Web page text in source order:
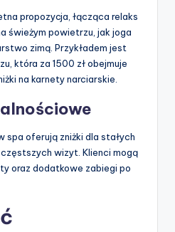
propozycja, łącząca relaks
świeżym powietrzu, jak joga
zimą. Przykładem jest
która za 1500 zł obejmuje
na karnety narciarskie.
spa oferują zniżki dla stałych
wizyt. Klienci mogą
oraz dodatkowe zabiegi po